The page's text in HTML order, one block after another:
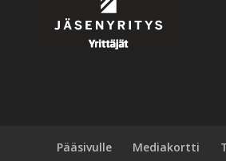
Pääsivulle Mediakortti